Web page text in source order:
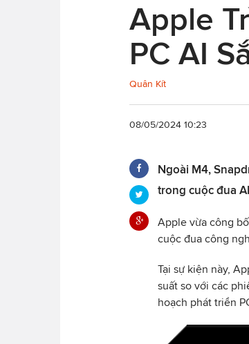
Apple
PC AI
Quân Kít
08/05/2024 10:23
Ngoài M4,
trong cuộc đua
Apple vừa công
cuộc đua công
Tại sự kiện này,
suất so với các
hoạch phát triển